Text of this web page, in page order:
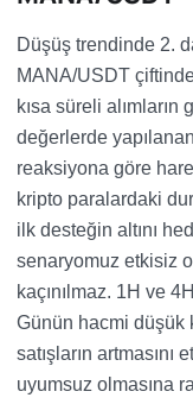
Düşüş trendinde 2.
MANA/USDT
kısa süreli
değerlerde
reaksiyona göre
kripto paralardaki
ilk desteğin altını
senaryomuz etkisiz
kaçınılmaz. 1H ve
Günün hacmi düşük
satışların
uyumsuz olmasına